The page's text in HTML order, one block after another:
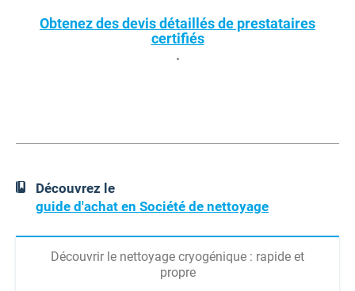
Obtenez des devis détaillés de prestataires
certifiés
.
Découvrez le
guide d'achat en Société de nettoyage
Découvrir le nettoyage cryogénique : rapide et
propre